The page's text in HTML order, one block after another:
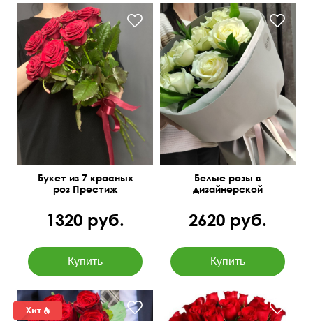
50 см 20 см
Букет из 7 красных
роз Престиж
1320 руб.
50 см
Белые розы в
дизайнерской
2620 руб.